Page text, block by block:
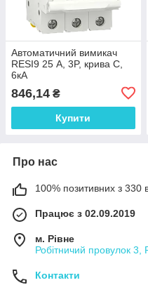
Автоматичний вимикач
RESI9 25 А, 3P, крива С,
6кА
846,14 ₴
Купити
Про нас
100% позитивних з 330
Працює з 02.09.2019
м. Рівне
Робітничий провулок 3,
Контакти